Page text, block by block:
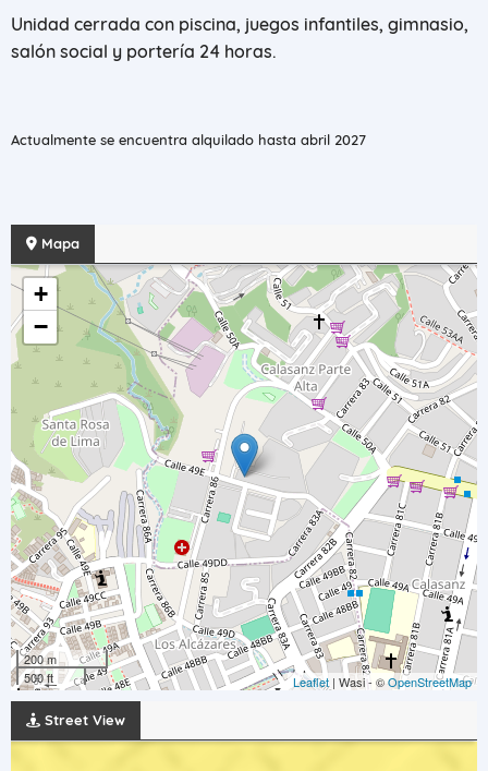
Unidad cerrada con piscina, juegos infantiles, gimnasio,
salón social y portería 24 horas.
Actualmente se encuentra alquilado hasta abril 2027
Mapa
+
−
200 m
500 ft
Leaflet | Wasi - ©OpenStreetMap
Street View